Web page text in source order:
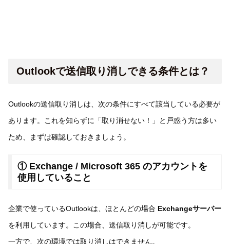
Outlookで送信取り消しできる条件とは？
Outlookの送信取り消しは、次の条件にすべて該当している必要が
あります。これを知らずに「取り消せない！」と戸惑う方は多い
ため、まずは確認しておきましょう。
① Exchange / Microsoft 365 のアカウントを
使用していること
企業で使っているOutlookは、ほとんどの場合 Exchangeサーバー
を利用しています。この場合、送信取り消しが可能です。
一方で、次の環境では取り消しはできません。